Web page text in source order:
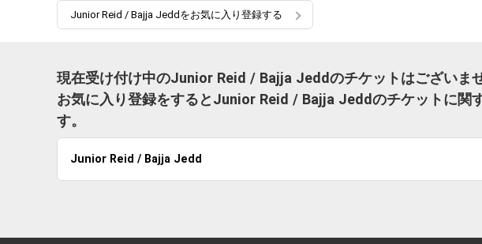
Junior Reid / Bajja Jeddをお気に入り登録する
現在受け付け中のJunior Reid / Bajja Jeddのチケットはございませ
お気に入り登録をするとJunior Reid / Bajja Jeddのチケットに関
す。
Junior Reid / Bajja Jedd